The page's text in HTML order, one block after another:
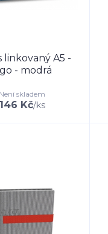
linkovaný A5 -
- modrá
146 Kč/ks
Není skladem